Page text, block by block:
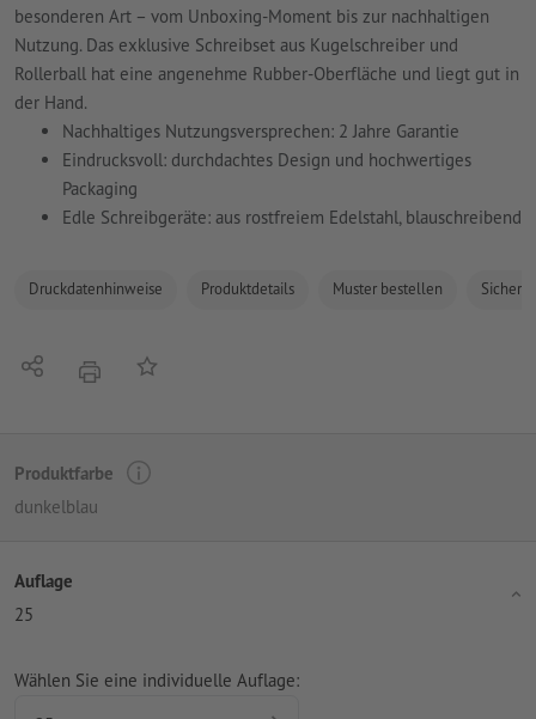
besonderen Art – vom Unboxing-Moment bis zur nachhaltigen
Nutzung. Das exklusive Schreibset aus Kugelschreiber und
Rollerball hat eine angenehme Rubber-Oberfläche und liegt gut in
der Hand.
Nachhaltiges Nutzungsversprechen: 2 Jahre Garantie
Eindrucksvoll: durchdachtes Design und hochwertiges
Packaging
Edle Schreibgeräte: aus rostfreiem Edelstahl, blauschreibend
Druckdatenhinweise Produktdetails Muster bestellen
Teilen DruckenAuf die Merkliste
Produktfarbe
dunkelblau
Auflage
25
Wählen Sie eine individuelle Auflage: